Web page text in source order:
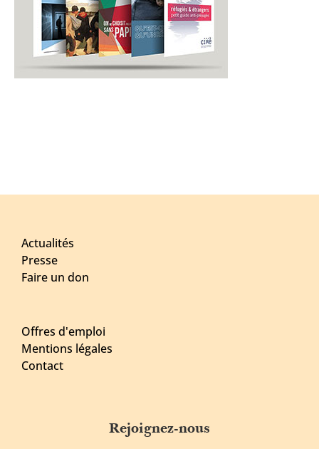
Actualités
Presse
Faire un don
Offres d'emploi
Mentions légales
Contact
Rejoignez-nous